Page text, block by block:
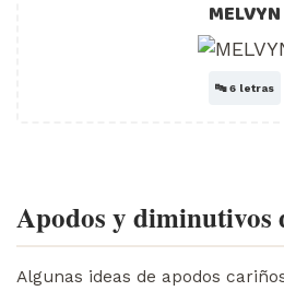
MELVYN
🔤6 letras
Apodos y diminutivos
Algunas ideas de apodos